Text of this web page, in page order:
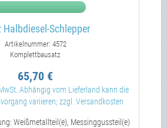
Halbdiesel-Schlepper
Artikelnummer: 4572
Komplettbausatz
65,70 €
Abhängig vom Lieferland kann die
variieren; zzgl. Versandkosten
Weißmetallteil(e), Messinggussteil(e)